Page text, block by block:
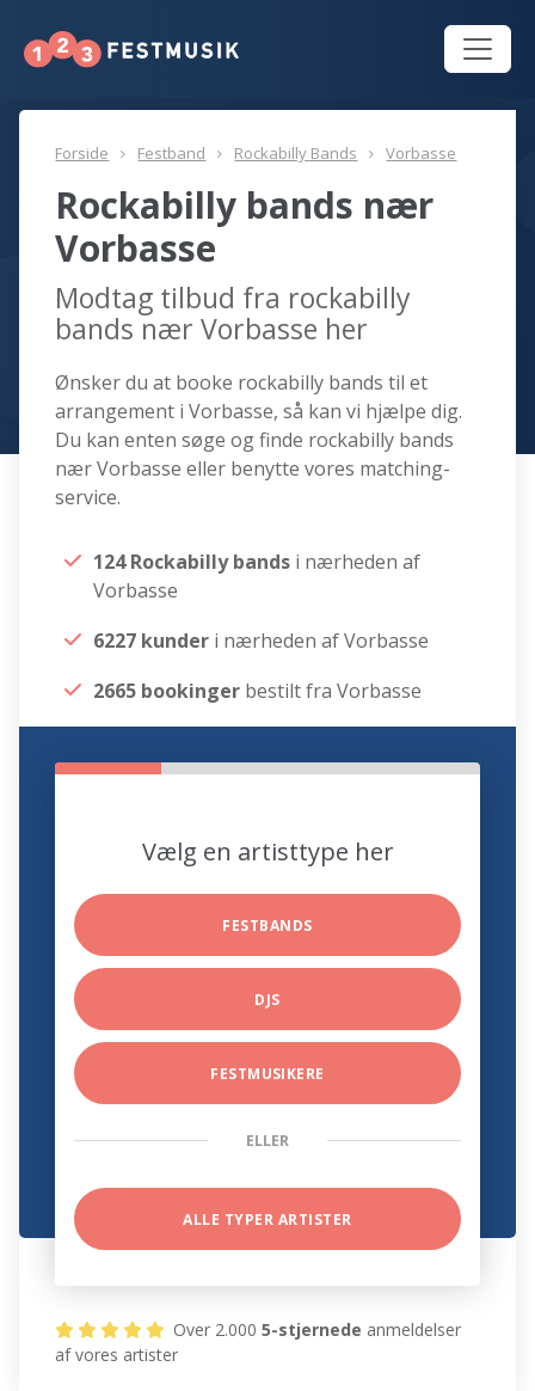
Forside Festband Rockabilly Bands Vorbasse
Rockabilly bands nær
Vorbasse
Modtag tilbud fra rockabilly
bands nær Vorbasse her
Ønsker du at booke rockabilly bands til et
arrangement i Vorbasse, så kan vi hjælpe dig.
Du kan enten søge og finde rockabilly bands
nær Vorbasse eller benytte vores matching-
service.
124 Rockabilly bands i nærheden af
Vorbasse
6227 kunder i nærheden af Vorbasse
2665 bookinger bestilt fra Vorbasse
Vælg en artisttype her
FESTBANDS
DJS
FESTMUSIKERE
ELLER
ALLE TYPER ARTISTER
Over 2.0005-stjernede anmeldelser
af vores artister